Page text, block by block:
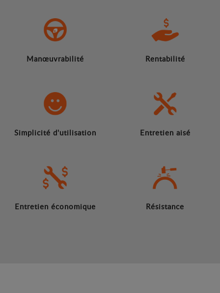
Manœuvrabilité Rentabilité
Simplicité d'utilisation Entretien aisé
Entretien économique Résistance